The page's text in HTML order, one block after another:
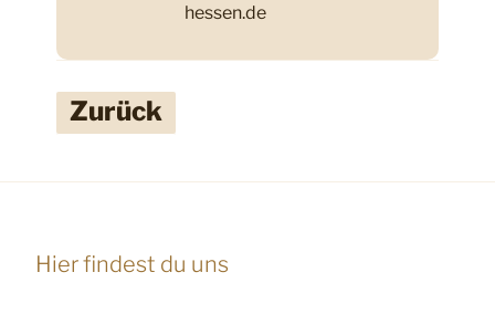
hessen.de
Zurück
Hier findest du uns